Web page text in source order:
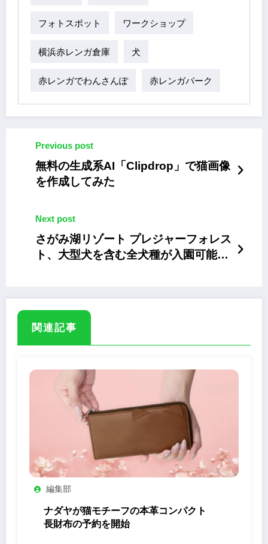
フォトスポット ワークショップ
横浜赤レンガ倉庫 犬
赤レンガでわんさんぽ 赤レンガパーク
Previous post
無料の生成系AI「Clipdrop」で猫画像
を作成してみた
Next post
さがみ湖リゾート プレジャーフォレス
ト、大型犬を含む全犬種が入園可能
関連記事
編集部
ナダヤが猫モチーフの本革コンパクト
長財布の予約を開始